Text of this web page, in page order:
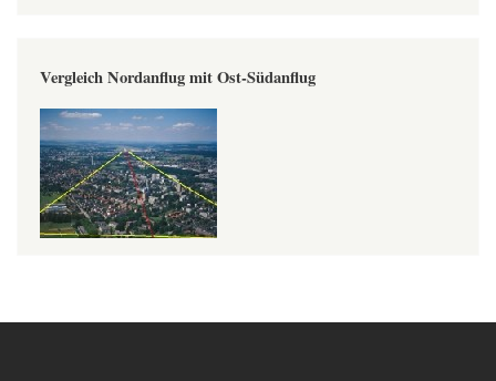
Vergleich Nordanflug mit Ost-Südanflug